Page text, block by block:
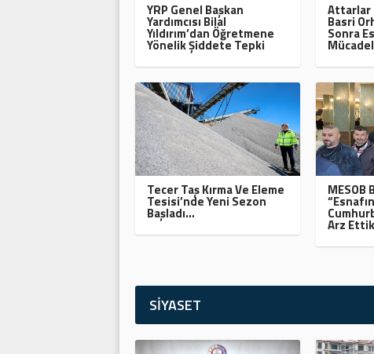
YRP Genel Başkan
Yardımcısı Bilal
Yıldırım’dan Öğretmene
Yönelik Şiddete Tepki
Attarlar
Basri
Sonra
Tecer Taş Kırma Ve Eleme
Tesisi’nde Yeni Sezon
Başladı…
MESOB
Arz
SİYASET